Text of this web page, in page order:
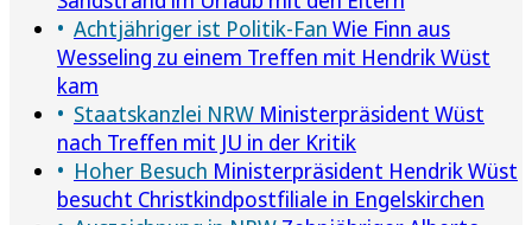
Achtjähriger ist Politik-Fan Wie Finn aus
Wesseling zu einem Treffen mit Hendrik Wüst
kam
Staatskanzlei NRW Ministerpräsident Wüst
nach Treffen mit JU in der Kritik
Hoher Besuch Ministerpräsident Hendrik Wüst
besucht Christkindpostfiliale in Engelskirchen